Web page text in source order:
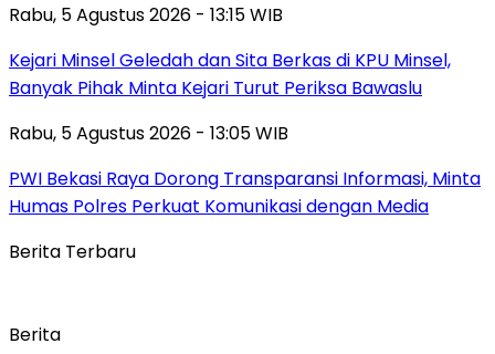
Rabu, 5 Agustus 2026 - 13:15 WIB
Kejari Minsel Geledah dan Sita Berkas di KPU Minsel,
Banyak Pihak Minta Kejari Turut Periksa Bawaslu
Rabu, 5 Agustus 2026 - 13:05 WIB
PWI Bekasi Raya Dorong Transparansi Informasi, Minta
Humas Polres Perkuat Komunikasi dengan Media
Berita Terbaru
Berita